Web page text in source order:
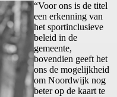
“Voor ons is de titel
een erkenning van
het sportinclusieve
beleid in de
gemeente,
bovendien geeft het
ons de mogelijkheid
om Noordwijk nog
beter op de kaart te